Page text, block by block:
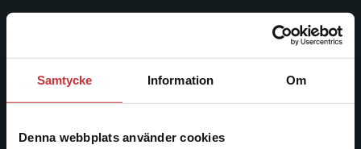
Samtycke Information Om
Denna webbplats använder cookies
Studentlitteratur grundades 1963 och är idag Sveriges
ledande utbildningsförlag. Med läromedel, kurslitteratur,
facklitteratur, utbildningar och digitala
längs hela kunskapsresan.